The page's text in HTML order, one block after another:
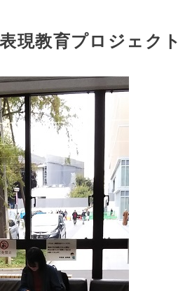
現教育プロジェクト